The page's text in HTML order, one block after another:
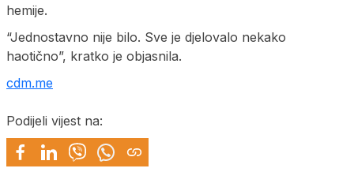
hemije.
“Jednostavno nije bilo. Sve je djelovalo nekako
haotično”, kratko je objasnila.
cdm.me
Podijeli vijest na: